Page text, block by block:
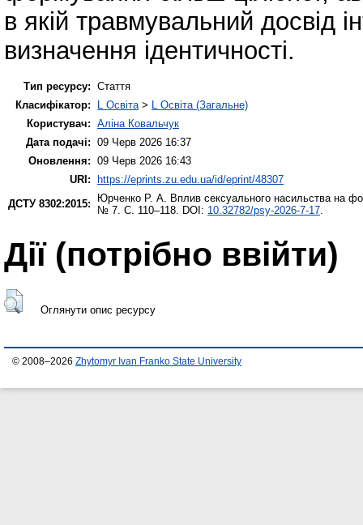
в якій травмувальний досвід
визначення ідентичності.
Тип ресурсу: Стаття
Класифікатор:
L Освіта > L Освіта (Загальне)
Користувач: Аліна Ковальчук
Дата подачі: 09 Черв 2026 16:37
Оновлення: 09 Черв 2026 16:43
URI: https://eprints.zu.edu.ua/id/eprint/48307
ДСТУ 8302:2015:
Юрченко Р. А. Вплив сексуального насильства на
№ 7. С. 110–118. DOI: 10.32782/psy-2026-7-17
Дії ​​(потрібно ввійти)
Оглянути опис ресурсу
© 2008–2026 Zhytomyr Ivan Franko State University